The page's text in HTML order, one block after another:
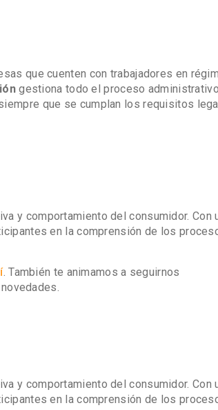
que cuenten con trabajadores en
gestiona todo el proceso
que se cumplan los requisitos
y comportamiento del consumidor. Con
en la comprensión de los
. También te animamos a seguirnos
y comportamiento del consumidor. Con
en la comprensión de los